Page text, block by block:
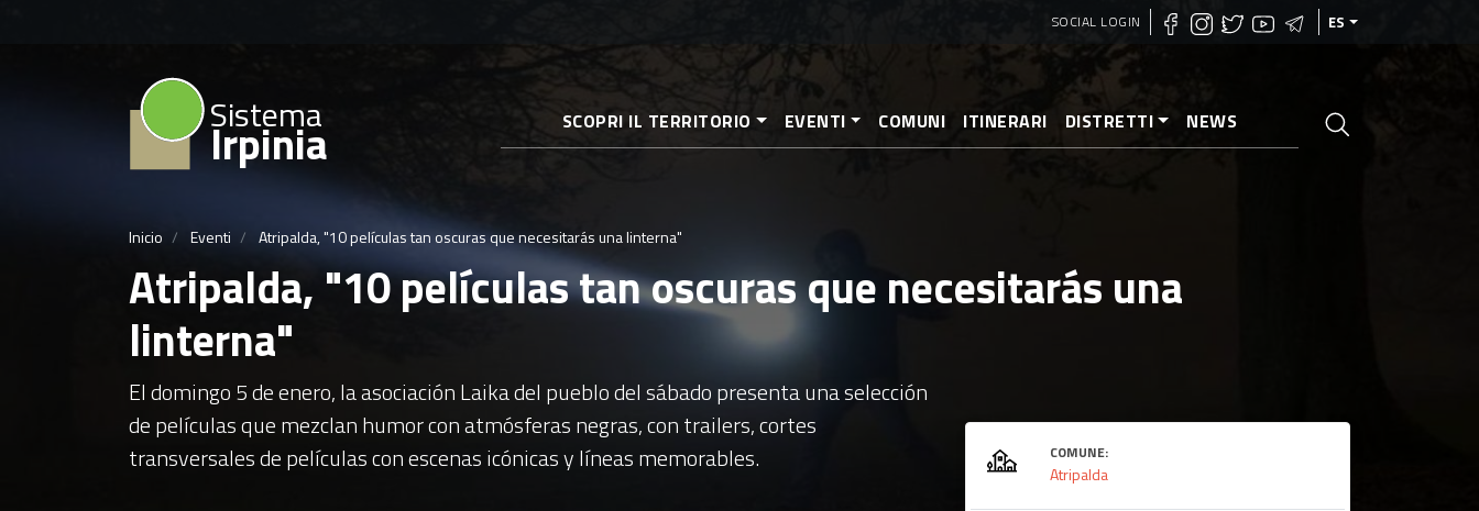
contenido
SOCIAL LOGIN ES
Sistema
Irpinia SCOPRI IL TERRITORIO EVENTI COMUNI ITINERARI DISTRETTI NEWS
Inicio Eventi Atripalda, "10 películas tan oscuras que necesitarás una linterna"
Atripalda, "10 películas tan oscuras que necesitarás una
linterna"
El domingo 5 de enero, la asociación Laika del pueblo del sábado presenta una selección
de películas que mezclan humor con atmósferas negras, con trailers, cortes
transversales de películas con escenas icónicas y líneas memorables.
COMUNE:
Atripalda